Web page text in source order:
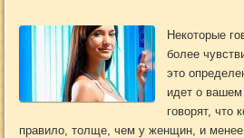
Некоторые
более
это
идет о
говорят, что
правило, толще, чем у женщин, и менее